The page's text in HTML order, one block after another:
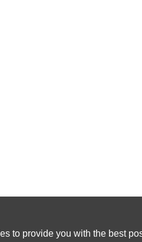
to provide you with the best